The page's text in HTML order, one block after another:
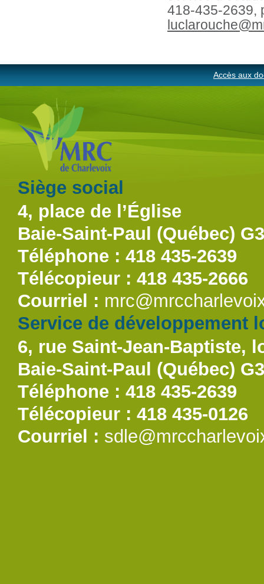
418-435-2639,
Accès aux
Siège social
4, place de l’Église
Baie-Saint-Paul (Québec)
Téléphone : 418 435-2639
Télécopieur : 418 435-2666
Courriel :
Service de développement
6, rue Saint-Jean-Baptiste,
Baie-Saint-Paul (Québec)
Téléphone : 418 435-2639
Télécopieur : 418 435-0126
Courriel :